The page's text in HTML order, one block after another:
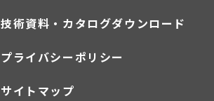
技術資料・カタログダウンロード
プライバシーポリシー
サイトマップ